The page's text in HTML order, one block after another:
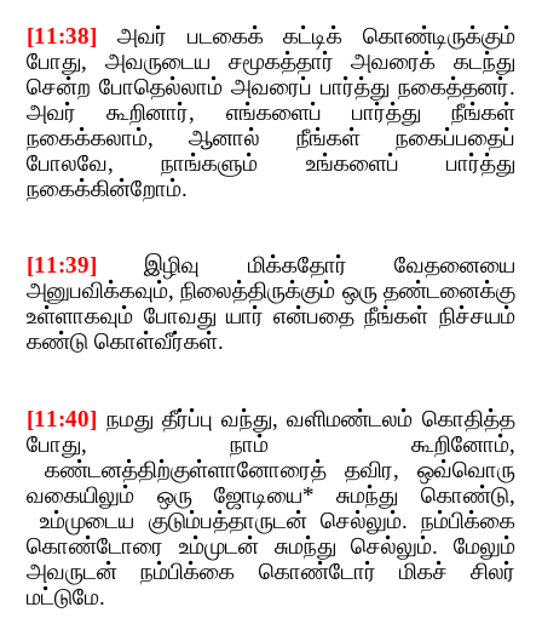
[11:38]
அவர் படகைக் கட்டிக் கொண்டிருக்கும்
போது,​​ அவருடைய சமூகத்தார் அவரைக் கடந்து
சென்ற போதெல்லாம் அவரைப்​​ பார்த்து நகைத்தனர்.
அவர் கூறினார்,​​ எங்களைப் பார்த்து நீங்கள்
நகைக்கலாம்,​​ஆனால் நீங்கள் நகைப்பதைப்
போலவே,​​நாங்களும் உங்களைப் பார்த்து
நகைக்கின்றோம்.
[11:39] ​​இழிவு மிக்கதோர் வேதனையை
அனுபவிக்கவும்,​​நிலைத்திருக்கும் ஒரு தண்டனைக்கு
உள்ளாகவும் போவது யார் என்பதை ​​ நீங்கள் நிச்சயம்
கண்டு கொள்வீர்கள்.
[11:40] நமது தீர்ப்பு வந்து,​​வளிமண்டலம் கொதித்த
போது,​​ நாம் கூறினோம்,​​
கண்டனத்திற்குள்ளானோரைத் தவிர,​​ ஒவ்வொரு
வகையிலும் ஒரு ஜோடியை* சுமந்து கொண்டு,​​
உம்முடைய குடும்பத்தாருடன் செல்லும். நம்பிக்கை
கொண்டோரை உம்முடன் சுமந்து செல்லும். மேலும்
அவருடன் நம்பிக்கை கொண்டோர் மிகச் சிலர்
மட்டுமே.